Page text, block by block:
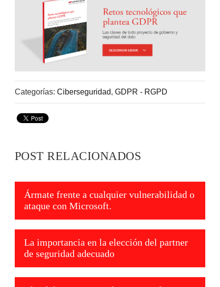
Categorías: Ciberseguridad, GDPR - RGPD
POST RELACIONADOS
Ármate frente a cualquier vulnerabilidad o
ataque con Microsoft.
La importancia en la elección del partner
de seguridad adecuado